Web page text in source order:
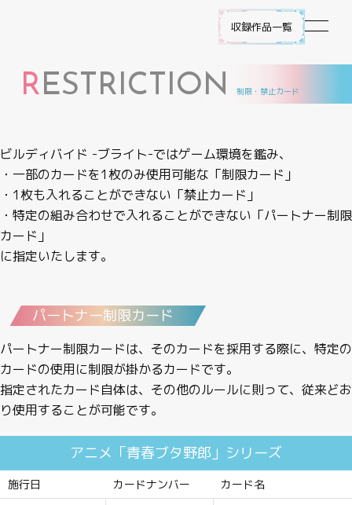
収録作品一覧
作品ラインナップ
遊び方
ビルディバイド -ブライト- とは
エラッタ
制限・禁止カード
商品情報
カード検索・デッキ構築
RESTRICTION 制限・禁止カード
ビルディバイド -ブライト-ではゲーム環境を鑑み、
・一部のカードを1枚のみ使用可能な「制限カード」
・1枚も入れることができない「禁止カード」
・特定の組み合わせで入れることができない「パートナー制限
カード」
に指定いたします。
パートナー制限カード
パートナー制限カードは、そのカードを採用する際に、特定の
カードの使用に制限が掛かるカードです。
指定されたカード自体は、その他のルールに則って、従来どお
り使用することが可能です。
アニメ「青春ブタ野郎」シリーズ
施行日 カードナンバー カード名